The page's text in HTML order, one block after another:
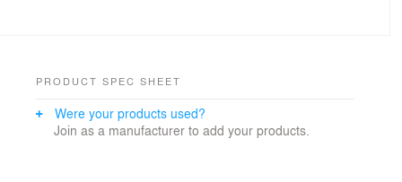
L’étage est entièrement isolé par l’extérieur, et la
espace, totalement réaménagé. On compte au total un
T4, deux T1 ainsi que des bureaux, délimité par un
PRODUCT SPEC SHEET
Were your products used?
Join as a manufacturer to add your products.